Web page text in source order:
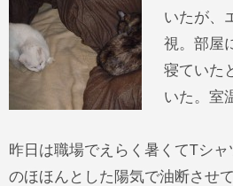
いたが、
視。部屋
寝ていた
いた。室
昨日は職場でえらく暑くてTシ
のほほんとした陽気で油断させ